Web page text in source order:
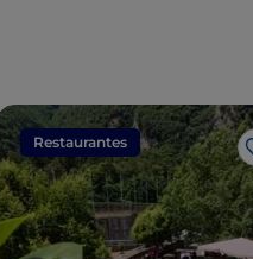
Restaurantes